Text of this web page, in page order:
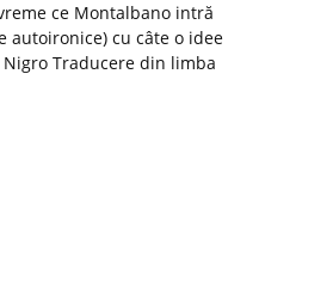
ce Montalbano intră
cu câte o idee
Nigro Traducere din limba